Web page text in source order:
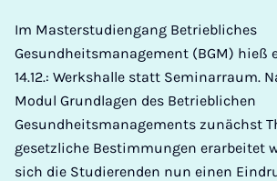
Im Masterstudiengang Betriebliches
Gesundheitsmanagement (BGM) hieß
14.12.: Werkshalle statt Seminarraum.
Modul Grundlagen des Betrieblichen
Gesundheitsmanagements zunächst
gesetzliche Bestimmungen erarbeitet
sich die Studierenden nun einen